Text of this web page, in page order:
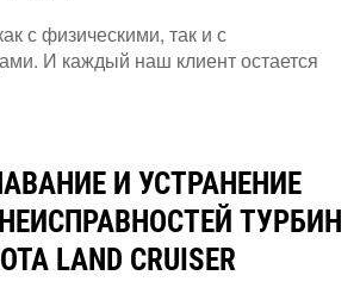
с физическими, так и с
И каждый наш клиент остается
И УСТРАНЕНИЕ
ТУРБИН
LAND CRUISER